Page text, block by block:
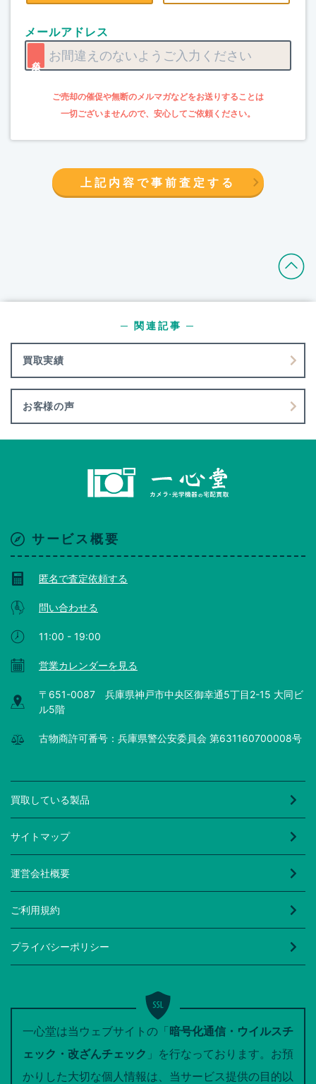
メールアドレス
上記内容で事前査定する
買取実績
─ 関連記事 ─
お客様の声
サービス概要
匿名で査定依頼する
問い合わせる
11:00 - 19:00
営業カレンダーを見る
〒651-0087 兵庫県神戸市中央区御幸通5丁目2-15 大同ビ
ル5階
古物商許可番号：兵庫県警公安委員会 第631160700008号
買取している製品
サイトマップ
運営会社概要
ご利用規約
プライバシーポリシー
一心堂は当ウェブサイトの「暗号化通信・ウイルスチ
ェック・改ざんチェック 」を行なっております。お預
かりした大切な個人情報は、当サービス提供の目的以